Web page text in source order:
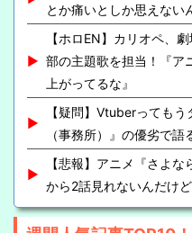
とか痛いとしか思えない
【ホロEN】カリオペ、
部の主題歌を担当！『ア
上がってるな』
【疑問】Vtuberっても
（事務所）』の優劣で
【悲報】アニメ『さよ
から2話見れないんだけ